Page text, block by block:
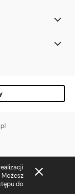
Możesz
do